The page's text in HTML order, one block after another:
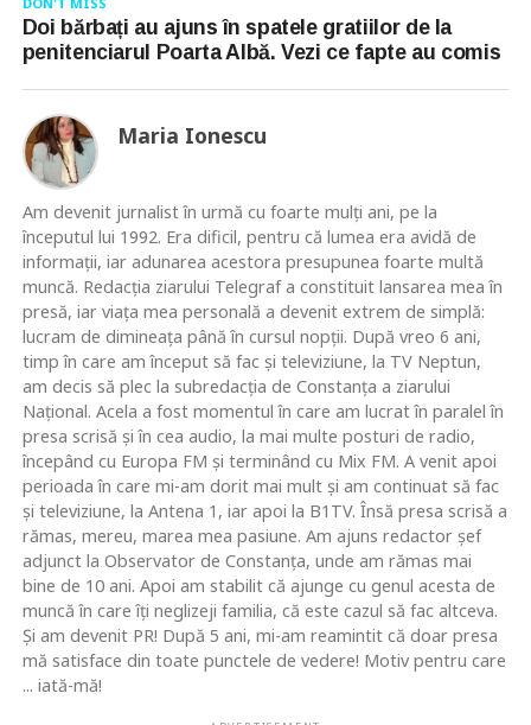
Doi bărbați au ajuns în spatele gratiilor de la
penitenciarul Poarta Albă. Vezi ce fapte au comis
Maria Ionescu
Am devenit jurnalist în urmă cu foarte mulţi ani, pe la
începutul lui 1992. Era dificil, pentru că lumea era avidă de
informaţii, iar adunarea acestora presupunea foarte multă
muncă. Redacţia ziarului Telegraf a constituit lansarea mea în
presă, iar viaţa mea personală a devenit extrem de simplă:
lucram de dimineaţa până în cursul nopţii. După vreo 6 ani,
timp în care am început să fac şi televiziune, la TV Neptun,
am decis să plec la subredacţia de Constanţa a ziarului
Naţional. Acela a fost momentul în care am lucrat în paralel în
presa scrisă şi în cea audio, la mai multe posturi de radio,
începând cu Europa FM şi terminând cu Mix FM. A venit apoi
perioada în care mi-am dorit mai mult şi am continuat să fac
şi televiziune, la Antena 1, iar apoi la B1TV. Însă presa scrisă a
rămas, mereu, marea mea pasiune. Am ajuns redactor şef
adjunct la Observator de Constanţa, unde am rămas mai
bine de 10 ani. Apoi am stabilit că ajunge cu genul acesta de
muncă în care îţi neglizeji familia, că este cazul să fac altceva.
Şi am devenit PR! După 5 ani, mi-am reamintit că doar presa
mă satisface din toate punctele de vedere! Motiv pentru care
... iată-mă!